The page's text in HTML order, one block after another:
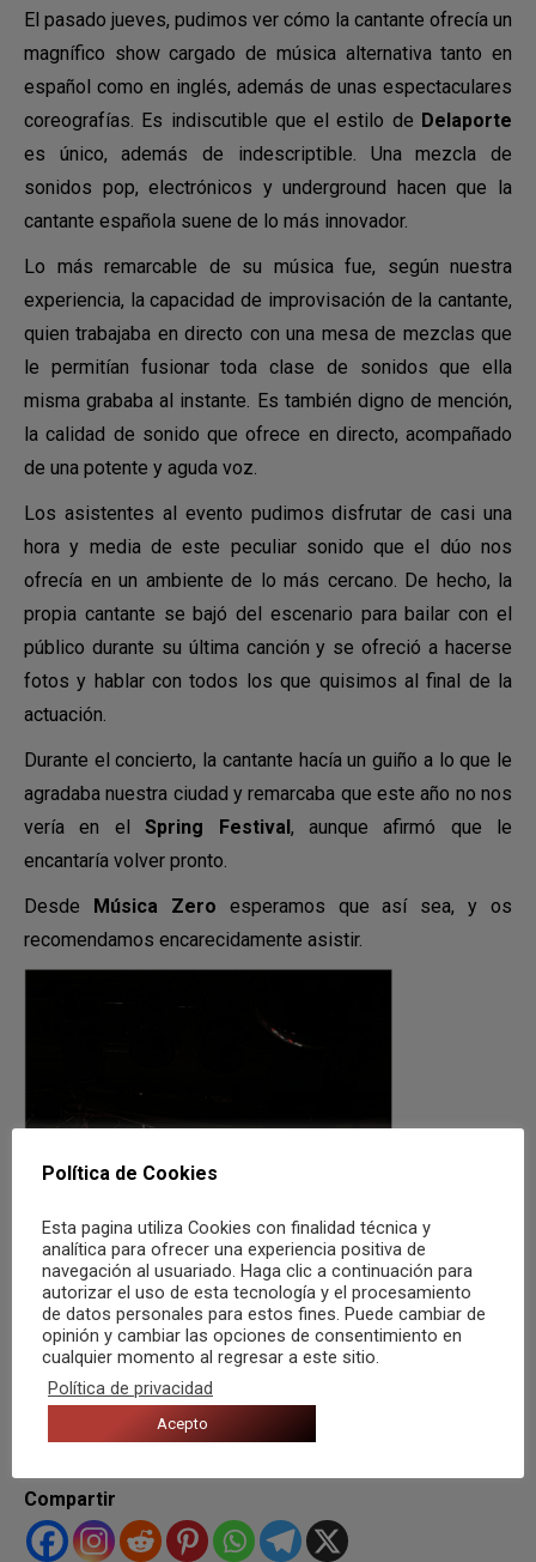
El pasado jueves, pudimos ver cómo la cantante ofrecía un
magnífico show cargado de música alternativa tanto en
español como en inglés, además de unas espectaculares
coreografías. Es indiscutible que el estilo de Delaporte
es único, además de indescriptible. Una mezcla de
sonidos pop, electrónicos y underground hacen que la
cantante española suene de lo más innovador.
Lo más remarcable de su música fue, según nuestra
experiencia, la capacidad de improvisación de la cantante,
quien trabajaba en directo con una mesa de mezclas que
le permitían fusionar toda clase de sonidos que ella
misma grababa al instante. Es también digno de mención,
la calidad de sonido que ofrece en directo, acompañado
de una potente y aguda voz.
Los asistentes al evento pudimos disfrutar de casi una
hora y media de este peculiar sonido que el dúo nos
ofrecía en un ambiente de lo más cercano. De hecho, la
propia cantante se bajó del escenario para bailar con el
público durante su última canción y se ofreció a hacerse
fotos y hablar con todos los que quisimos al final de la
actuación.
Durante el concierto, la cantante hacía un guiño a lo que le
agradaba nuestra ciudad y remarcaba que este año no nos
vería en elSpring Festival , aunque afirmó que le
encantaría volver pronto.
Desde
Música Zero esperamos que así sea, y os
recomendamos encarecidamente asistir.
Compartir
Política de Cookies
Esta pagina utiliza Cookies con finalidad técnica y
analítica para ofrecer una experiencia positiva de
navegación al usuariado. Haga clic a continuación para
autorizar el uso de esta tecnología y el procesamiento
de datos personales para estos fines. Puede cambiar de
opinión y cambiar las opciones de consentimiento en
cualquier momento al regresar a este sitio.
Política de privacidad
Acepto